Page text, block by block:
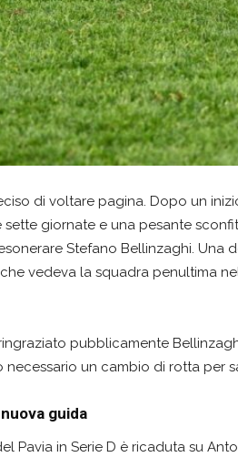
di voltare pagina. Dopo un
giornate e una pesante
Stefano Bellinzaghi. Una
vedeva la squadra penultima
ringraziato pubblicamente
necessario un cambio di rotta per
guida
Pavia in Serie D è ricaduta su